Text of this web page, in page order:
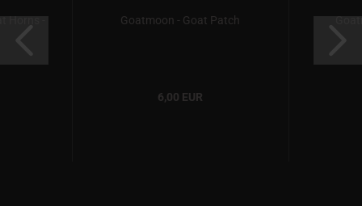
Horns -
Goatmoon - Goat Patch
6,00 EUR